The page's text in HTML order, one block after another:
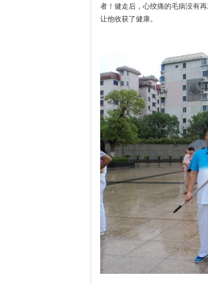
者！健走后，心绞痛的毛病没有
让他收获了健康。